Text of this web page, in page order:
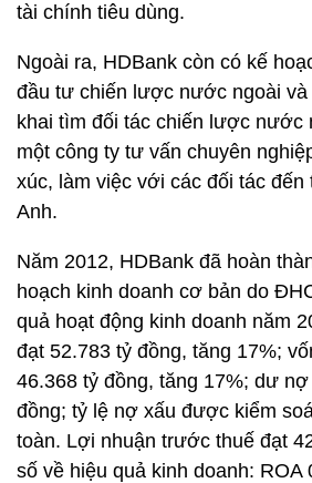
tài chính tiêu dùng.
Ngoài ra, HDBank còn có kế
đầu tư chiến lược nước ngoài và
khai tìm đối tác chiến lược nước
một công ty tư vấn chuyên
xúc, làm việc với các đối tác đến
Anh.
Năm 2012, HDBank đã hoàn
hoạch kinh doanh cơ bản do
quả hoạt động kinh doanh năm
đạt 52.783 tỷ đồng, tăng 17%;
46.368 tỷ đồng, tăng 17%; dư
đồng; tỷ lệ nợ xấu được kiểm
toàn. Lợi nhuận trước thuế đạt
số về hiệu quả kinh doanh: ROA